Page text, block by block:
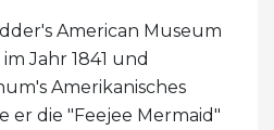
American Museum
Jahr 1841 und
Amerikanisches
er die "Feejee Mermaid"